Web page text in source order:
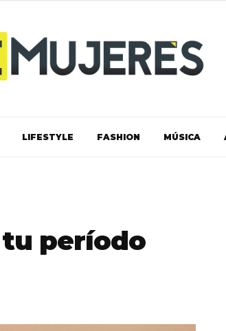
LIFESTYLE FASHION MÚSICA
período